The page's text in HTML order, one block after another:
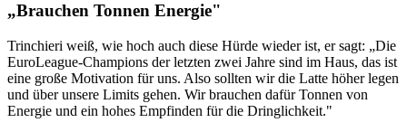
„Brauchen Tonnen Energie"
Trinchieri weiß, wie hoch auch diese Hürde wieder ist, er sagt: „Die
EuroLeague-Champions der letzten zwei Jahre sind im Haus, das ist
eine große Motivation für uns. Also sollten wir die Latte höher legen
und über unsere Limits gehen. Wir brauchen dafür Tonnen von
Energie und ein hohes Empfinden für die Dringlichkeit."